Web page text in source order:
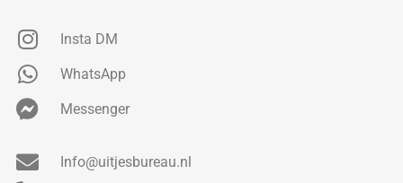
Insta DM
WhatsApp
Messenger
Info@uitjesbureau.nl